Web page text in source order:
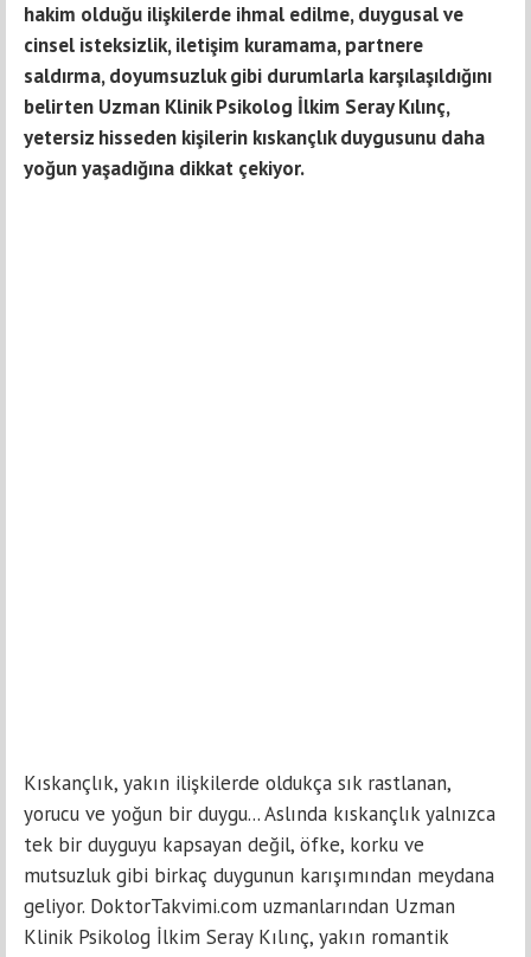
hakim olduğu ilişkilerde ihmal edilme, duygusal ve
cinsel isteksizlik, iletişim kuramama, partnere
saldırma, doyumsuzluk gibi durumlarla karşılaşıldığını
belirten Uzman Klinik Psikolog İlkim Seray Kılınç,
yetersiz hisseden kişilerin kıskançlık duygusunu daha
yoğun yaşadığına dikkat çekiyor.
Kıskançlık, yakın ilişkilerde oldukça sık rastlanan,
yorucu ve yoğun bir duygu... Aslında kıskançlık yalnızca
tek bir duyguyu kapsayan değil, öfke, korku ve
mutsuzluk gibi birkaç duygunun karışımından meydana
geliyor. DoktorTakvimi.com uzmanlarından Uzman
Klinik Psikolog İlkim Seray Kılınç, yakın romantik